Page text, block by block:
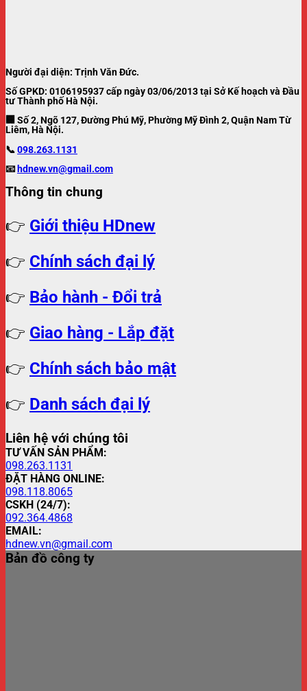
Người đại diện: Trịnh Văn Đức.
Số GPKD: 0106195937 cấp ngày 03/06/2013 tại Sở Kế hoạch và Đầu
tư Thành phố Hà Nội.
🏢 Số 2, Ngõ 127, Đường Phú Mỹ, Phường Mỹ Đình 2, Quận Nam Từ
Liêm, Hà Nội.
📞098.263.1131
📧 hdnew.vn@gmail.com
Thông tin chung
👉 Giới thiệu HDnew
👉 Chính sách đại lý
👉 Bảo hành - Đổi trả
👉 Giao hàng - Lắp đặt
👉 Chính sách bảo mật
👉 Danh sách đại lý
Liên hệ với chúng tôi
TƯ VẤN SẢN PHẨM:
098.263.1131
ĐẶT HÀNG ONLINE:
098.118.8065
CSKH (24/7):
092.364.4868
EMAIL:
hdnew.vn@gmail.com
Bản đồ công ty